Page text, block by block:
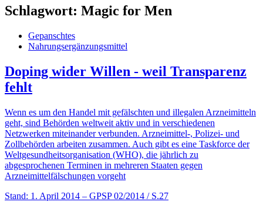
Schlagwort: Magic for Men
Gepanschtes
Nahrungsergänzungsmittel
Doping wider Willen - weil Transparenz
fehlt
Wenn es um den Handel mit gefälschten und illegalen Arzneimitteln
geht, sind Behörden weltweit aktiv und in verschiedenen
Netzwerken miteinander verbunden. Arzneimittel-, Polizei- und
Zollbehörden arbeiten zusammen. Auch gibt es eine Taskforce der
Weltgesundheitsorganisation (WHO), die jährlich zu
abgesprochenen Terminen in mehreren Staaten gegen
Arzneimittelfälschungen vorgeht
Stand: 1. April 2014 – GPSP 02/2014 / S.27